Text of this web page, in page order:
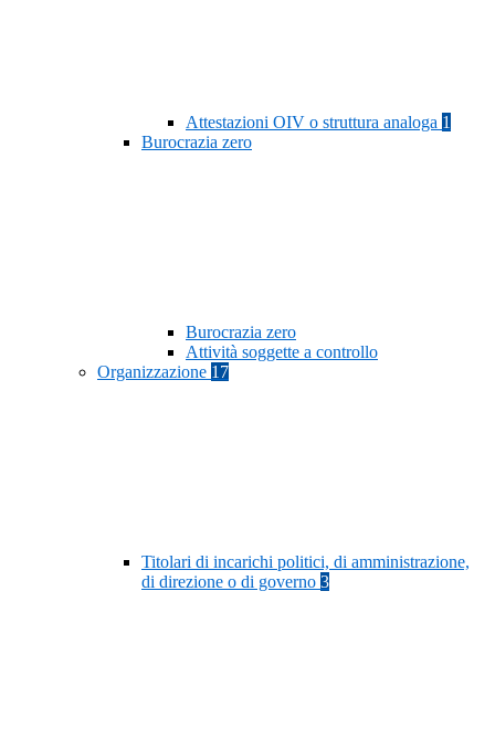
Attestazioni OIV o struttura analoga 1
Burocrazia zero
Burocrazia zero
Attività soggette a controllo
Organizzazione 17
Titolari di incarichi politici, di amministrazione,
di direzione o di governo 3